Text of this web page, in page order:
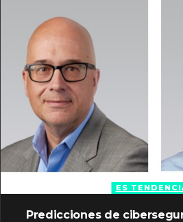
ES
Predicciones de